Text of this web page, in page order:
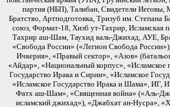
партия (НБП), Талибан, Свидетели Иеговы,
Братство, Артподготовка, Тризуб им. Степана
союз, Формат-18, Хизб ут-Тахрир, Исламская
Тахрир аш-Шам, Таухид валь-Джихад, АУЕ,
«Свобода России» («Легион Свобода
Ичкерия», «Правый сектор», «Азов»
«Айдар», «Национальный корпус», «Исламское
Государство Ирака и Сирии», «Исламское
«Исламское Государство Ирака и Шама»,
Фатх аш-Шам», «Священная война» («Аль-
исламский джихад»), «Джабхат ан-Нусра»,